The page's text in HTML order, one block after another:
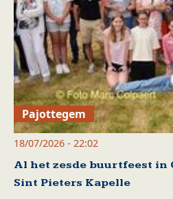
Pajottegem
18/07/2026 - 22:02
Al het zesde buurtfeest in
Sint Pieters Kapelle